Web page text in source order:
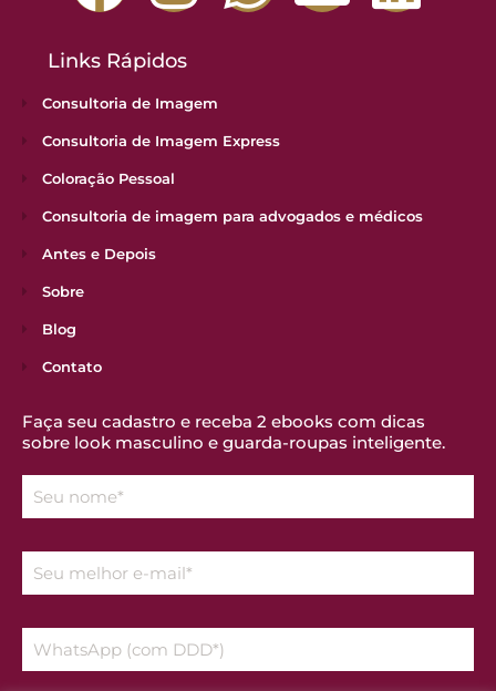
Links Rápidos
Consultoria de Imagem
Consultoria de Imagem Express
Coloração Pessoal
Consultoria de imagem para advogados e médicos
Antes e Depois
Sobre
Blog
Contato
Faça seu cadastro e receba 2 ebooks com dicas
sobre look masculino e guarda-roupas inteligente.